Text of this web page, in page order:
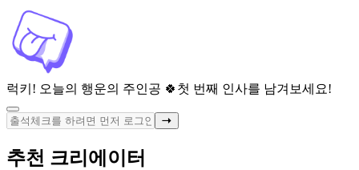
럭키! 오늘의 행운의 주인공 🍀 첫 번째 인사를 남겨보세요!
추천 크리에이터